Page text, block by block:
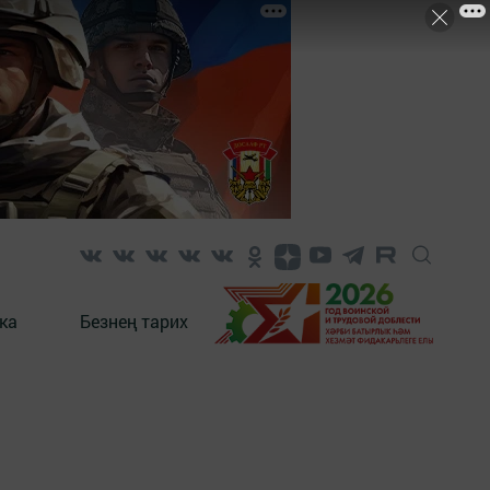
Безнең тарих